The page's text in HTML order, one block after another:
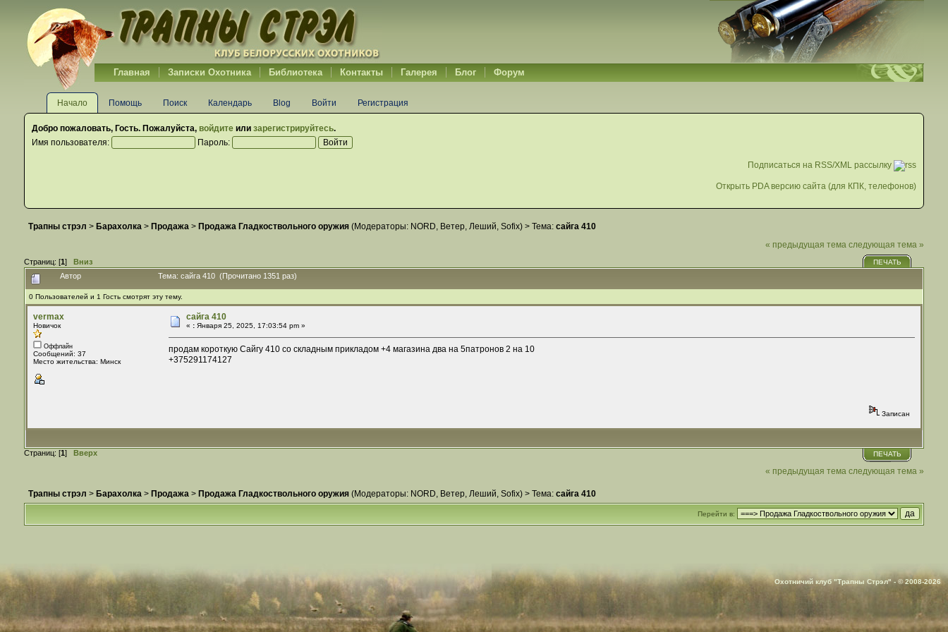
Главная Записки Охотника Библиотека Контакты Галерея Блог Форум
Начало Помощь Поиск Календарь Blog Войти Регистрация
Добро пожаловать, Гость. Пожалуйста, войдитеили зарегистрируйтесь.
Имя пользователя:
Пароль:
Подписаться на RSS/XML рассылку
Открыть PDA версию сайта (для КПК, телефонов)
Трапны стрэл > Барахолка> Продажа> Продажа Гладкоствольного оружия(Модераторы: NORD, Ветер, Леший, Sofix) > Тема: сайга 410
« предыдущая тема следующая тема »
Страниц: [1] Вниз ПЕЧАТЬ
Автор Тема: сайга 410 (Прочитано 1351 раз)
0 Пользователей и 1 Гость смотрят эту тему.
vermax
Новичок
Оффлайн
Сообщений: 37
Место жительства: Минск
сайга 410
« :Января 25, 2025, 17:03:54 pm »
продам короткую Сайгу 410 со складным прикладом +4 магазина два на 5патронов 2 на 10
+375291174127
Записан
Страниц: [1 ] Вверх ПЕЧАТЬ
« предыдущая тема следующая тема »
Трапны стрэл > Барахолка> Продажа> Продажа Гладкоствольного оружия(Модераторы: NORD, Ветер, Леший, Sofix) > Тема: сайга 410
Перейти в:
Охотничий клуб "Трапны Стрэл" - © 2008-2026